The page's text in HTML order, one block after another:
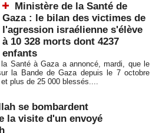
Ministère de la Santé de
Gaza : le bilan des victimes de
l'agression israélienne s'élève
à 10 328 morts dont 4237
enfants
Santé à Gaza a annoncé, mardi, que le
la Bande de Gaza depuis le 7 octobre
plus de 25 000 blessés....
se bombardent
la visite d'un envoyé